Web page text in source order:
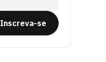
Inscreva-se